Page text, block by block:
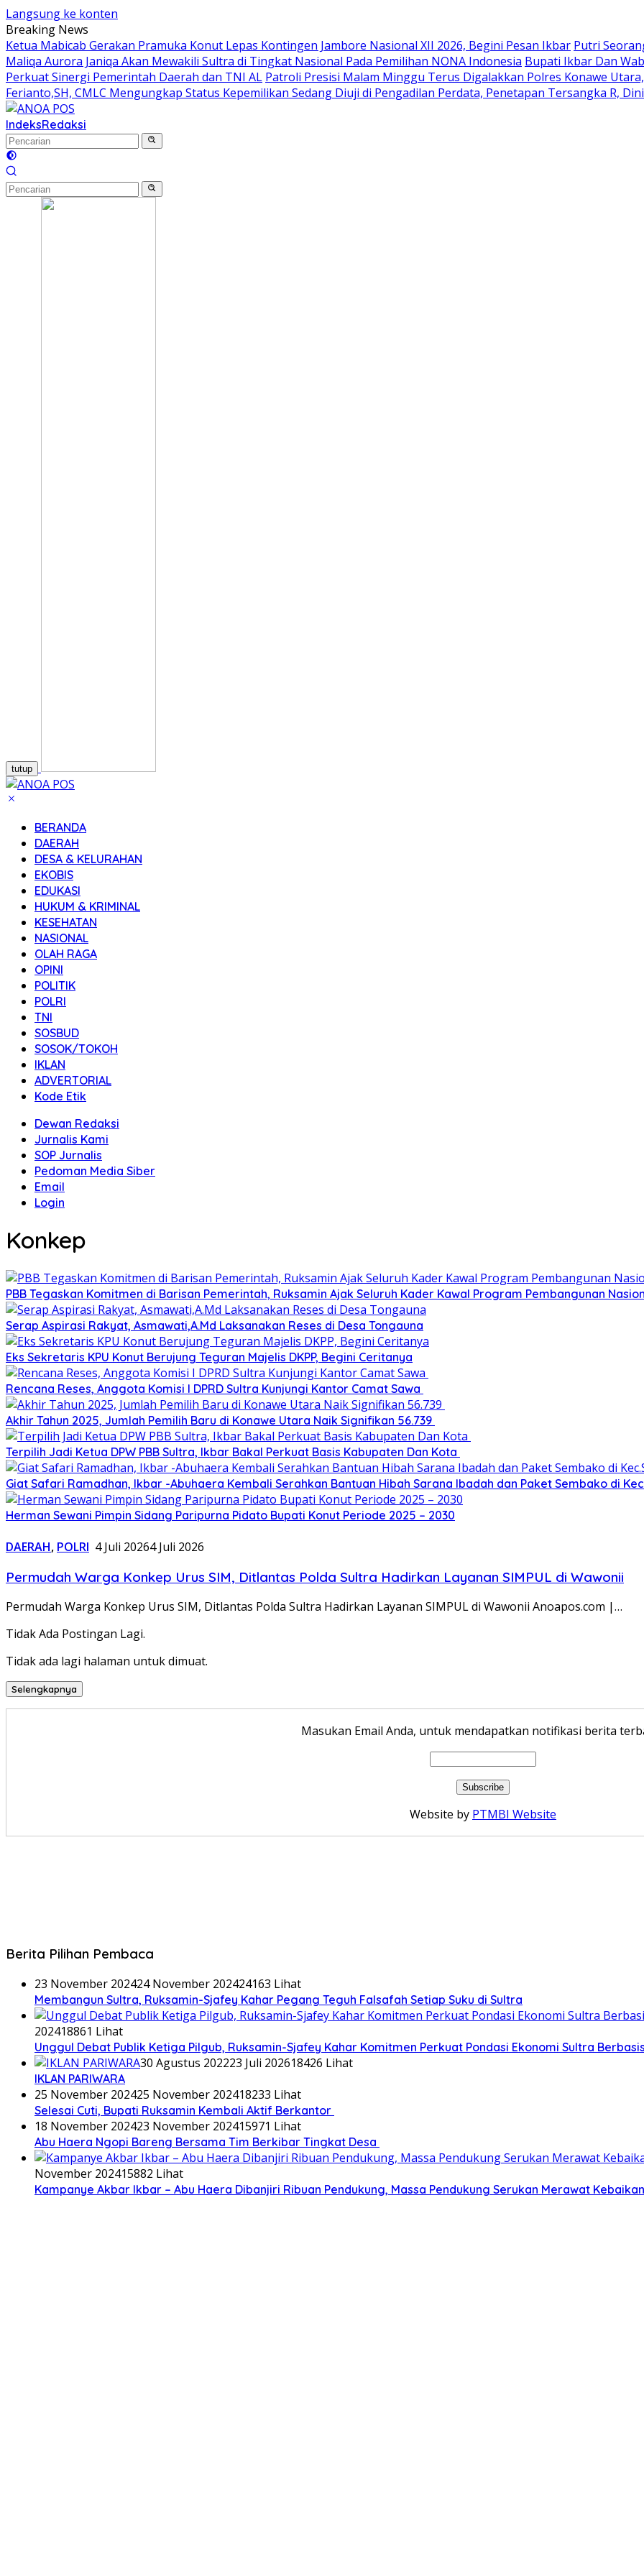
Langsung ke konten
Breaking News
Ketua Mabicab Gerakan Pramuka Konut Lepas Kontingen Jambore Nasional XII 2026, Begini Pesan Ikbar Putri
Maliqa Aurora Janiqa Akan Mewakili Sultra di Tingkat Nasional Pada Pemilihan NONA Indonesia Bupati Ikbar Dan
Perkuat Sinergi Pemerintah Daerah dan TNI AL Patroli Presisi Malam Minggu Terus Digalakkan Polres Konawe
Ferianto,SH, CMLC Mengungkap Status Kepemilikan Sedang Diuji di Pengadilan Perdata, Penetapan Tersangka R,
IndeksRedaksi
tutup
BERANDA
DAERAH
DESA & KELURAHAN
EKOBIS
EDUKASI
HUKUM & KRIMINAL
KESEHATAN
NASIONAL
OLAH RAGA
OPINI
POLITIK
POLRI
TNI
SOSBUD
SOSOK/TOKOH
IKLAN
ADVERTORIAL
Kode Etik
Dewan Redaksi
Jurnalis Kami
SOP Jurnalis
Pedoman Media Siber
Email
Login
Konkep
PBB Tegaskan Komitmen di Barisan Pemerintah, Ruksamin Ajak Seluruh Kader Kawal Program Pembangunan
Serap Aspirasi Rakyat, Asmawati,A.Md Laksanakan Reses di Desa Tongauna
Eks Sekretaris KPU Konut Berujung Teguran Majelis DKPP, Begini Ceritanya
Rencana Reses, Anggota Komisi I DPRD Sultra Kunjungi Kantor Camat Sawa
Akhir Tahun 2025, Jumlah Pemilih Baru di Konawe Utara Naik Signifikan 56.739
Terpilih Jadi Ketua DPW PBB Sultra, Ikbar Bakal Perkuat Basis Kabupaten Dan Kota
Giat Safari Ramadhan, Ikbar -Abuhaera Kembali Serahkan Bantuan Hibah Sarana Ibadah dan Paket Sembako di
Herman Sewani Pimpin Sidang Paripurna Pidato Bupati Konut Periode 2025 – 2030
DAERAH, POLRI 4 Juli 20264 Juli 2026
Permudah Warga Konkep Urus SIM, Ditlantas Polda Sultra Hadirkan Layanan SIMPUL di Wawonii
Permudah Warga Konkep Urus SIM, Ditlantas Polda Sultra Hadirkan Layanan SIMPUL di Wawonii Anoapos.com |…
Tidak Ada Postingan Lagi.
Tidak ada lagi halaman untuk dimuat.
Selengkapnya
Masukan Email Anda, untuk mendapatkan notifikasi berita
Website by PTMBI Website
Berita Pilihan Pembaca
23 November 202424 November 202424163 Lihat
Membangun Sultra, Ruksamin-Sjafey Kahar Pegang Teguh Falsafah Setiap Suku di Sultra
202418861 Lihat
Unggul Debat Publik Ketiga Pilgub, Ruksamin-Sjafey Kahar Komitmen Perkuat Pondasi Ekonomi Sultra
30 Agustus 202223 Juli 202618426 Lihat
IKLAN PARIWARA
25 November 202425 November 202418233 Lihat
Selesai Cuti, Bupati Ruksamin Kembali Aktif Berkantor
18 November 202423 November 202415971 Lihat
Abu Haera Ngopi Bareng Bersama Tim Berkibar Tingkat Desa
November 202415882 Lihat
Kampanye Akbar Ikbar – Abu Haera Dibanjiri Ribuan Pendukung, Massa Pendukung Serukan Merawat